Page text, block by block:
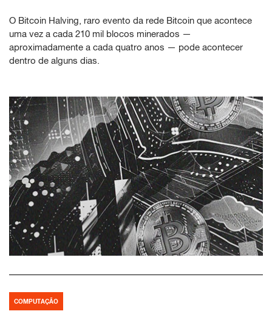
O Bitcoin Halving, raro evento da rede Bitcoin que acontece
uma vez a cada 210 mil blocos minerados —
aproximadamente a cada quatro anos — pode acontecer
dentro de alguns dias.
COMPUTAÇÃO